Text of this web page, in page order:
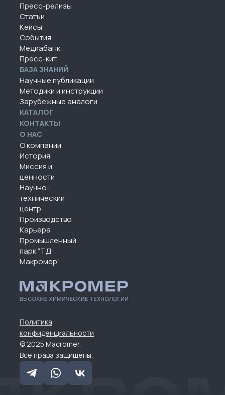
Политика
конфиденциальности
© 2025 Macromer.
Все права защищены.
Пресс-релизы
Статьи
Кейсы
События
Медиабанк
Пресс-кит
БАЗА ЗНАНИЙ
Научные публикации
Методики и инструкции
Зарубежные аналоги
КАТАЛОГ
КОНТАКТЫ
О НАС
О компании
История
Миссия и
ценности
Научно-
технический
центр
Производство
Карьера
Промышленный
парк “ТД
Макромер”